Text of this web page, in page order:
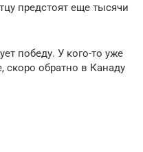
предстоят еще тысячи
победу. У кого-то уже
скоро обратно в Канаду